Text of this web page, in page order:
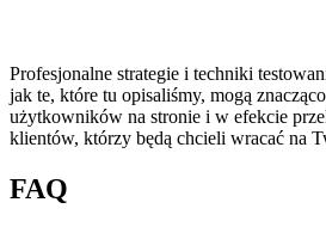
Profesjonalne strategie i‍ techniki
‍jak ‍te, które tu opisaliśmy, mogą
użytkowników na stronie i w efekcie
klientów, którzy będą chcieli wracać ⁣na
FAQ